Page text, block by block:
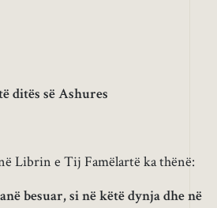
ditës së Ashures
Librin e Tij Famëlartë ka thënë:
besuar, si në këtë dynja dhe në